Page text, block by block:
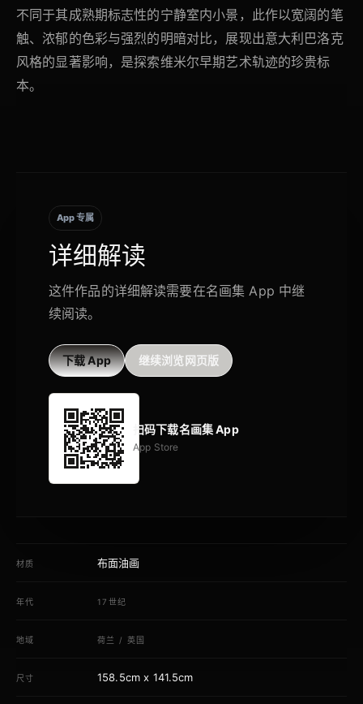
不同于其成熟期标志性的宁静室内小景，此作以宽阔的笔
触、浓郁的色彩与强烈的明暗对比，展现出意大利巴洛克
风格的显著影响，是探索维米尔早期艺术轨迹的珍贵标
本。
App 专属
详细解读
这件作品的详细解读需要在名画集 App 中继
续阅读。
下载 App 继续浏览网页版
扫码下载名画集 App
App Store
材质 布面油画
年代 17世纪
地域 荷兰 /英国
尺寸 158.5cm x 141.5cm